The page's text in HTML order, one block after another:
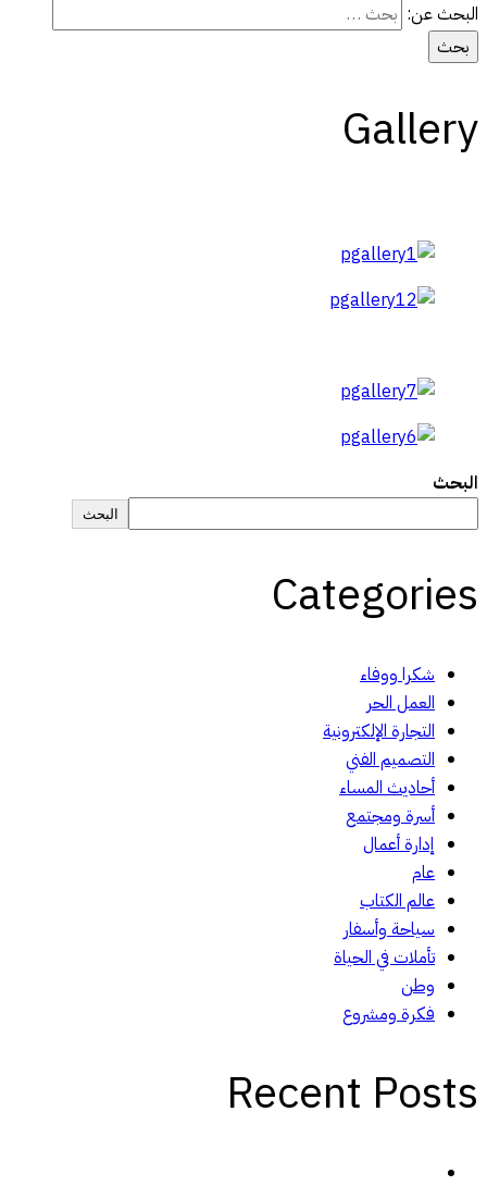
البحث عن:
Gallery
البحث
البحث
Categories
شكرا ووفاء
العمل الحر
التجارة الإلكترونية
التصميم الفني
أحاديث المساء
أسرة ومجتمع
إدارة أعمال
عام
عالم الكتاب
سياحة وأسفار
تأملات في الحياة
وطن
فكرة ومشروع
Recent Posts